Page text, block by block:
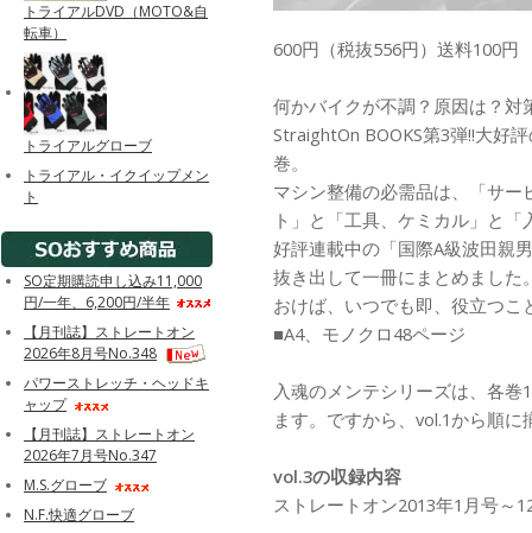
600円（税抜556円）送料100円
何かバイクが不調？原因は？対
StraightOn BOOKS第3弾!!大好
巻。
マシン整備の必需品は、「サ
ト」と「工具、ケミカル」と「
好評連載中の「国際A級波田親
抜き出して一冊にまとめまし
おけば、いつでも即、役立つこ
■A4、モノクロ48ページ
入魂のメンテシリーズは、各
ます。ですから、vol.1から順
vol.3の収録内容
ストレートオン2013年1月号～
トライアルDVD（MOTO&自
転車）
トライアルグローブ
トライアル・イクイップメン
ト
SO定期購読申し込み11,000
円/一年、6,200円/半年
【月刊誌】ストレートオン
2026年8月号No.348
パワーストレッチ・ヘッドキ
ャップ
【月刊誌】ストレートオン
2026年7月号No.347
M.S.グローブ
N.F.快適グローブ